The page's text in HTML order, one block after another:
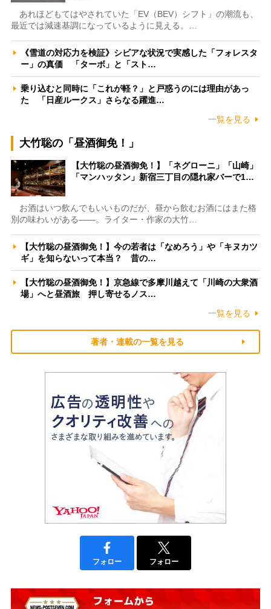
あれほどもてはやされていた「EV（BEV）シフト」の潮流も、
最近では減速基調になっているように見える。…
《雪道の対応力を検証》シビアな状況で実感した「フォレスタ
ー」の真価 「ターボ」と「スト…
乗り込むと同時に「これが軽？」と戸惑うのには理由があっ
た 「日産ルークス」さらなる躍進…
一覧を見る
大竹聡の「昼酒御免！」
【大竹聡の昼酒御免！】「ネグローニ」「山崎」
「マンハッタン」新宿三丁目の隠れ家バーで1…
お酒はいつ飲んでもいいものだが、昼から飲むお酒にはまた格
別の味わいがある――。ライター・作家の大竹…
【大竹聡の昼酒御免！】今の若者は「なめろう」や「キヌカツ
ギ」を知らないって本当？ 昔の…
【大竹聡の昼酒御免！】京急線で多摩川越えて「川崎の大衆酒
場」へと昼酒旅 押し寄せるノス…
一覧を見る
著者・連載の一覧を見る
フォロー フォロー